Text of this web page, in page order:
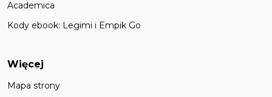
Academica
Kody ebook: Legimi i Empik Go
Więcej
Mapa strony